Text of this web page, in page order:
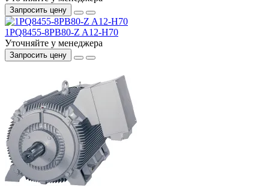
Запросить цену
1PQ8455-8PB80-Z A12-H70
Уточняйте у менеджера
Запросить цену